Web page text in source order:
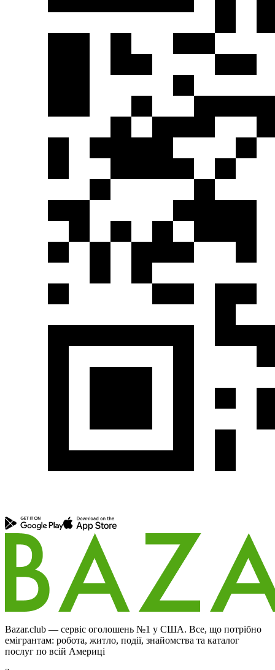
Bazar.club — сервіс оголошень №1 у США. Все, що потрібно
емігрантам: робота, житло, події, знайомства та каталог
послуг по всій Америці